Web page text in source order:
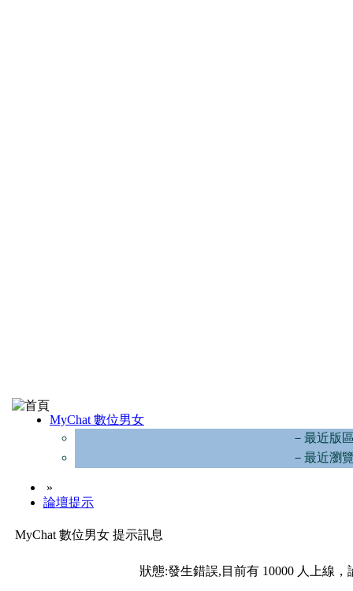
MyChat 數位男女
－最近版
－最近瀏
»
論壇提示
MyChat 數位男女 提示訊息
狀態:發生錯誤,目前有 10000 人上線